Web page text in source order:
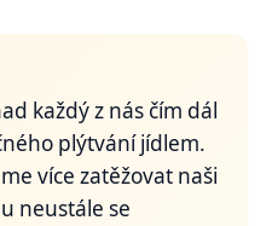
každý z nás čím dál
plýtvání jídlem.
více zatěžovat naši
neustále se